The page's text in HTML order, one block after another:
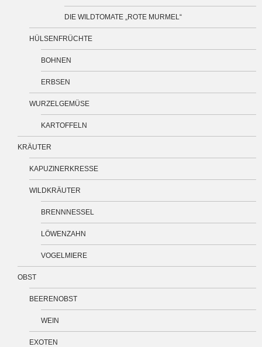
DIE WILDTOMATE „ROTE MURMEL“
HÜLSENFRÜCHTE
BOHNEN
ERBSEN
WURZELGEMÜSE
KARTOFFELN
KRÄUTER
KAPUZINERKRESSE
WILDKRÄUTER
BRENNNESSEL
LÖWENZAHN
VOGELMIERE
OBST
BEERENOBST
WEIN
EXOTEN